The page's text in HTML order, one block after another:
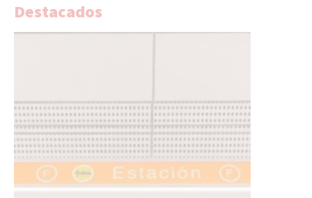
Destacados